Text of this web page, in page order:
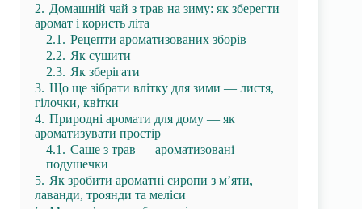
2. Домашній чай з трав на зиму: як зберегти
аромат і користь літа
2.1. Рецепти ароматизованих зборів
2.2. Як сушити
2.3. Як зберігати
3. Що ще зібрати влітку для зими — листя,
гілочки, квітки
4. Природні аромати для дому — як
ароматизувати простір
4.1. Саше з трав — ароматизовані
подушечки
5. Як зробити ароматні сиропи з м’яти,
лаванди, троянди та меліси